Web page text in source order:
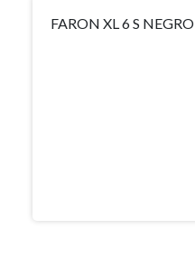
FARON XL 6 S NEGRO